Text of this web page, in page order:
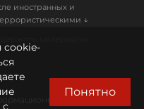
иностранных и
↓
cookie-
с
Понятно